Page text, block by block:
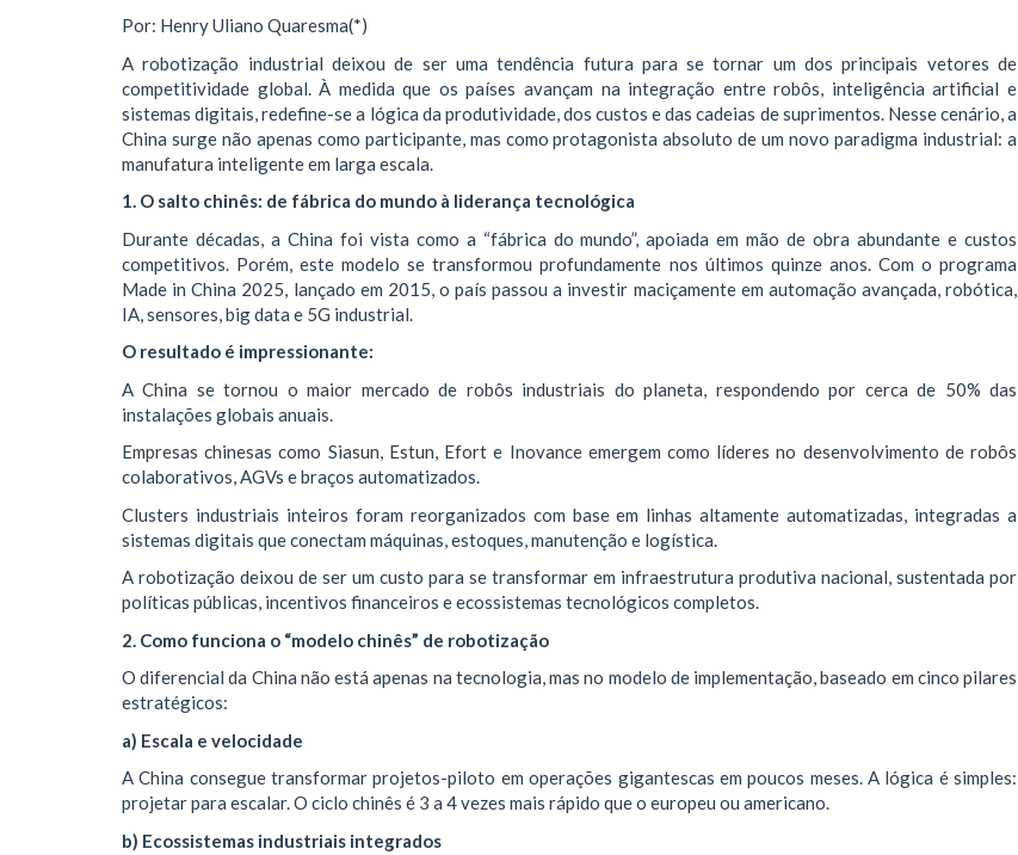
Por: Henry Uliano Quaresma(*)
A robotização industrial deixou de ser uma tendência futura para se tornar um dos principais vetores de
competitividade global. À medida que os países avançam na integração entre robôs, inteligência artificial e
sistemas digitais, redefine-se a lógica da produtividade, dos custos e das cadeias de suprimentos. Nesse cenário, a
China surge não apenas como participante, mas como protagonista absoluto de um novo paradigma industrial: a
manufatura inteligente em larga escala.
1. O salto chinês: de fábrica do mundo à liderança tecnológica
Durante décadas, a China foi vista como a “fábrica do mundo”, apoiada em mão de obra abundante e custos
competitivos. Porém, este modelo se transformou profundamente nos últimos quinze anos. Com o programa
Made in China 2025, lançado em 2015, o país passou a investir maciçamente em automação avançada, robótica,
IA, sensores, big data e 5G industrial.
O resultado é impressionante:
A China se tornou o maior mercado de robôs industriais do planeta, respondendo por cerca de 50% das
instalações globais anuais.
Empresas chinesas como Siasun, Estun, Efort e Inovance emergem como líderes no desenvolvimento de robôs
colaborativos, AGVs e braços automatizados.
Clusters industriais inteiros foram reorganizados com base em linhas altamente automatizadas, integradas a
sistemas digitais que conectam máquinas, estoques, manutenção e logística.
A robotização deixou de ser um custo para se transformar em infraestrutura produtiva nacional, sustentada por
políticas públicas, incentivos financeiros e ecossistemas tecnológicos completos.
2. Como funciona o “modelo chinês” de robotização
O diferencial da China não está apenas na tecnologia, mas no modelo de implementação, baseado em cinco pilares
estratégicos:
a) Escala e velocidade
A China consegue transformar projetos-piloto em operações gigantescas em poucos meses. A lógica é simples:
projetar para escalar. O ciclo chinês é 3 a 4 vezes mais rápido que o europeu ou americano.
b) Ecossistemas industriais integrados